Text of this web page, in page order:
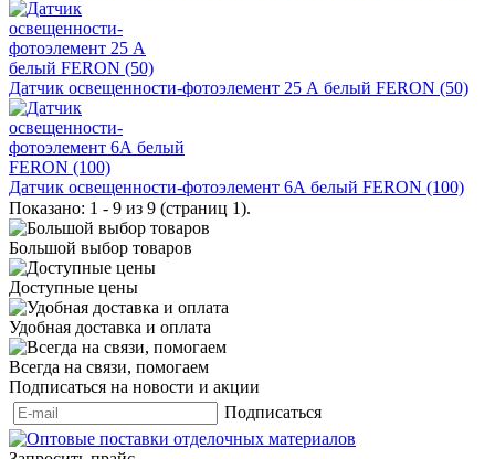
Датчик освещенности-фотоэлемент 25 А белый FERON (50)
Датчик освещенности-фотоэлемент 6А белый FERON (100)
Показано: 1 - 9 из 9 (страниц 1).
Большой выбор товаров
Доступные цены
Удобная доставка и оплата
Всегда на связи, помогаем
Подписаться на новости и акции
Подписаться